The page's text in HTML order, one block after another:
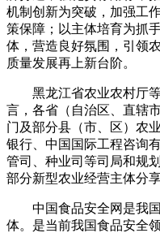
机制创新为突破，加强工
策保障；以主体培育为抓
体，营造良好氛围，引领
质量发展再上新台阶。
黑龙江省农业农村厅等
言，各省（自治区、直辖
门及部分县（市、区）农
银行、中国国际工程咨询
管司、种业司等司局和规
部分新型农业经营主体分
中国食品安全网是我国
体。是当前我国食品安全